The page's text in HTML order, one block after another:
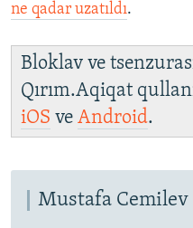
ne qadar uzatıldı.​
Bloklav ve
Qırım.Aqiqat
iOS ve Android.
Mustafa Cemilev